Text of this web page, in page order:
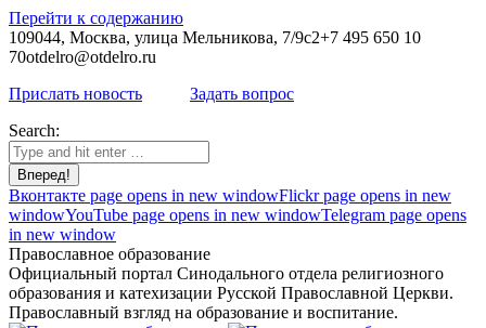
Перейти к содержанию
109044, Москва, улица Мельникова, 7/9с2+7 495 650 10
70otdelro@otdelro.ru
Прислать новость
Задать вопрос
Search:
Вконтакте page opens in new windowFlickr page opens in new
windowYouTube page opens in new windowTelegram page opens
in new window
Православное образование
Официальный портал Синодального отдела религиозного
образования и катехизации Русской Православной Церкви.
Православный взгляд на образование и воспитание.